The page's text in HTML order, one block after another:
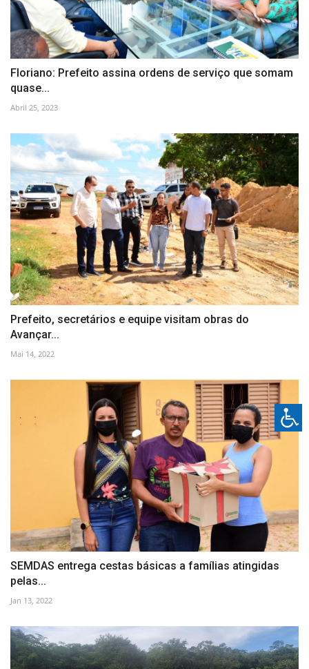
Floriano: Prefeito assina ordens de serviço que somam
quase...
Abril 25, 2023
Prefeito, secretários e equipe visitam obras do
Avançar...
Mai 14, 2022
SEMDAS entrega cestas básicas a famílias atingidas
pelas...
Jan 13, 2022